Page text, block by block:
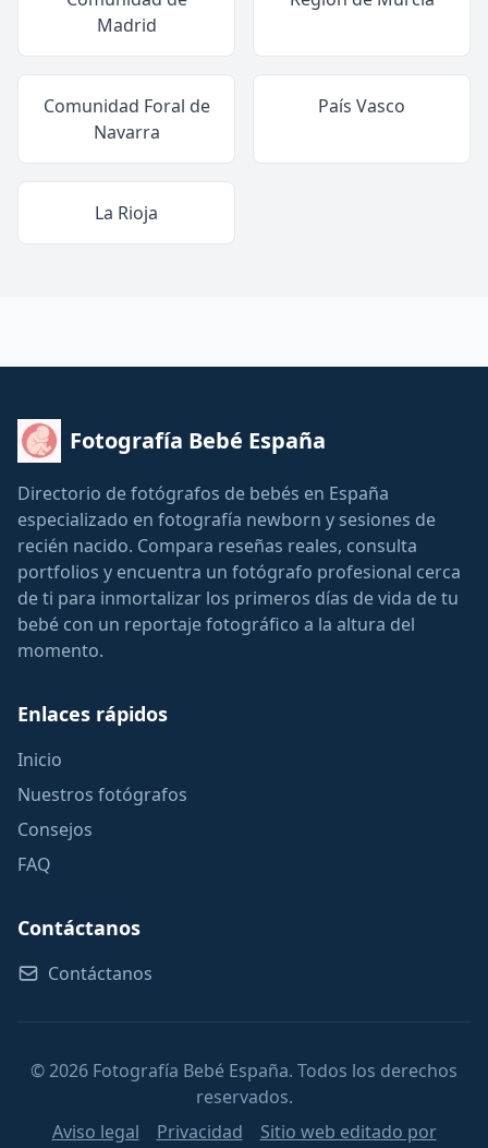
Madrid
Comunidad Foral de
Navarra
País Vasco
La Rioja
Fotografía Bebé España
Directorio de fotógrafos de bebés en España
especializado en fotografía newborn y sesiones de
recién nacido. Compara reseñas reales, consulta
portfolios y encuentra un fotógrafo profesional cerca
de ti para inmortalizar los primeros días de vida de tu
bebé con un reportaje fotográfico a la altura del
momento.
Enlaces rápidos
Inicio
Nuestros fotógrafos
Consejos
FAQ
Contáctanos
Contáctanos
© 2026 Fotografía Bebé España. Todos los derechos
reservados.
Aviso legal
Privacidad
Sitio web editado por